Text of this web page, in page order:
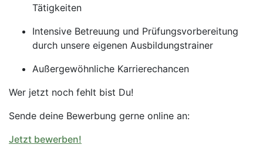
Tätigkeiten
Intensive Betreuung und Prüfungsvorbereitung
durch unsere eigenen Ausbildungstrainer
Außergewöhnliche Karrierechancen
Wer jetzt noch fehlt bist Du!
Sende deine Bewerbung gerne online an:
Jetzt bewerben!